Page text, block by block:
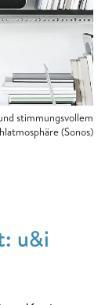
stimmungsvollem
(Sonos)
u&i